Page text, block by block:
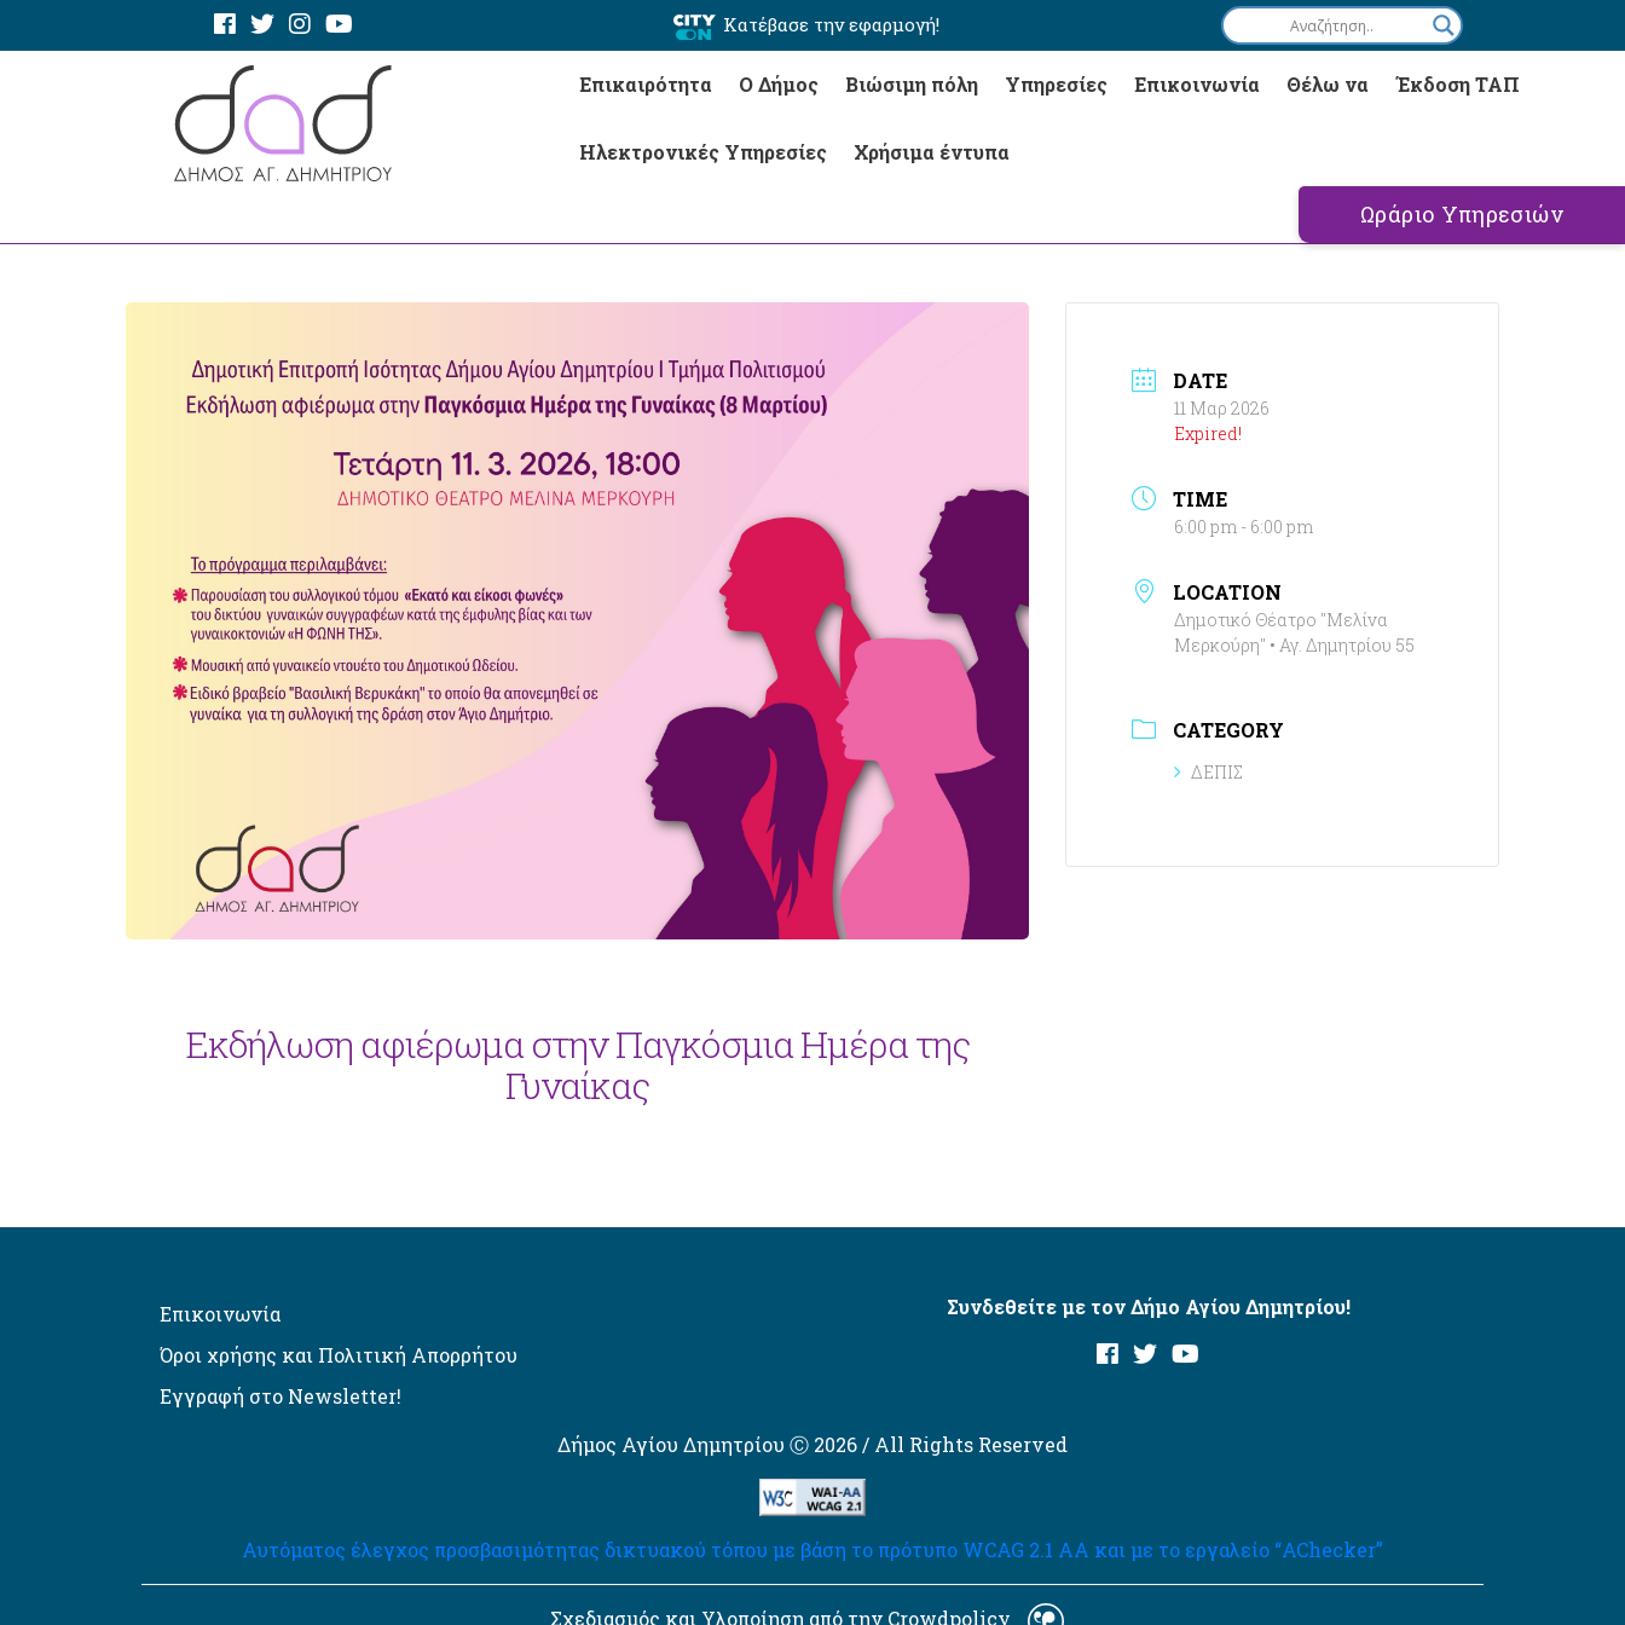
Κατέβασε την εφαρμογή!
Επικαιρότητα Ο Δήμος Βιώσιμη πόλη Υπηρεσίες Επικοινωνία Θέλω να Έκδοση ΤΑΠ
Ηλεκτρονικές Υπηρεσίες Χρήσιμα έντυπα
Ωράριο Υπηρεσιών
Εκδήλωση αφιέρωμα στην Παγκόσμια Ημέρα της
Γυναίκας
DATE
11 Μαρ 2026
Expired!
TIME
6:00 pm - 6:00 pm
LOCATION
Δημοτικό Θέατρο "Μελίνα
Μερκούρη" • Αγ. Δημητρίου 55
CATEGORY
ΔΕΠΙΣ
Επικοινωνία
Όροι χρήσης και Πολιτική Απορρήτου
Εγγραφή στο Newsletter!
Συνδεθείτε με τον Δήμο Αγίου Δημητρίου!
Δήμος Αγίου Δημητρίου Ⓒ 2026 / All Rights Reserved
Αυτόματος έλεγχος προσβασιμότητας δικτυακού τόπου με βάση το πρότυπο WCAG 2.1 AA και με το εργαλείο “AChecker”
Σχεδιασμός και Υλοποίηση από την Crowdpolicy